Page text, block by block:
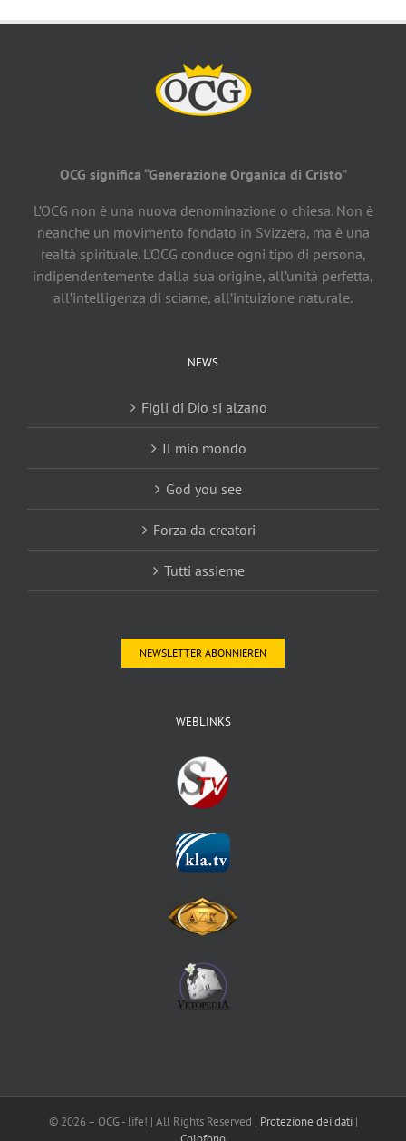
OCG significa “Generazione Organica di Cristo”
L’OCG non è una nuova denominazione o chiesa. Non è
neanche un movimento fondato in Svizzera, ma è una
realtà spirituale. L’OCG conduce ogni tipo di persona,
indipendentemente dalla sua origine, all’unità perfetta,
all’intelligenza di sciame, all’intuizione naturale.
NEWS
Figli di Dio si alzano
Il mio mondo
God you see
Forza da creatori
Tutti assieme
NEWSLETTER ABONNIEREN
WEBLINKS
© 2026 – OCG - life! | All Rights Reserved | Protezione dei dati|